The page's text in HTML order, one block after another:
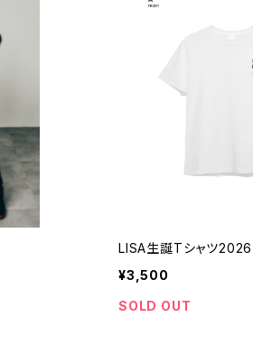
LISA生誕Tシャツ2026
¥3,500
SOLD OUT